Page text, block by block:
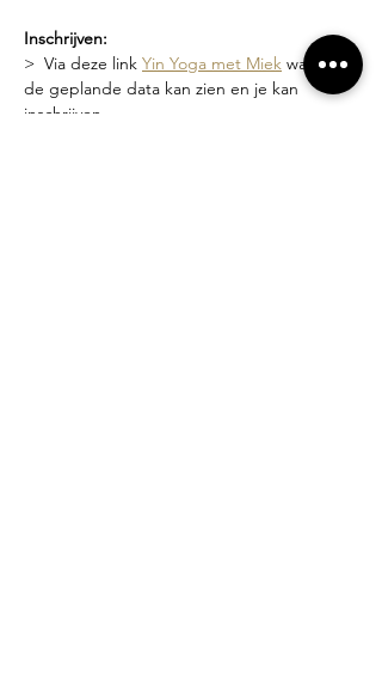
Inschrijven:
>  Via deze link Yin Yoga met Miek waar je
de geplande data kan zien en je kan
inschrijven